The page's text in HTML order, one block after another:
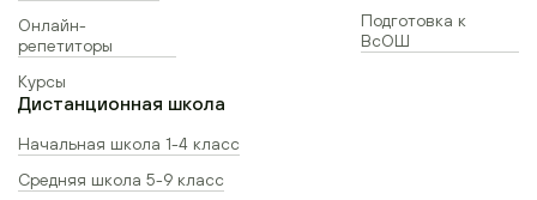
Онлайн-
репетиторы
Курсы
Подготовка к
ВсОШ
Дистанционная школа
Начальная школа 1-4 класс
Средняя школа 5-9 класс